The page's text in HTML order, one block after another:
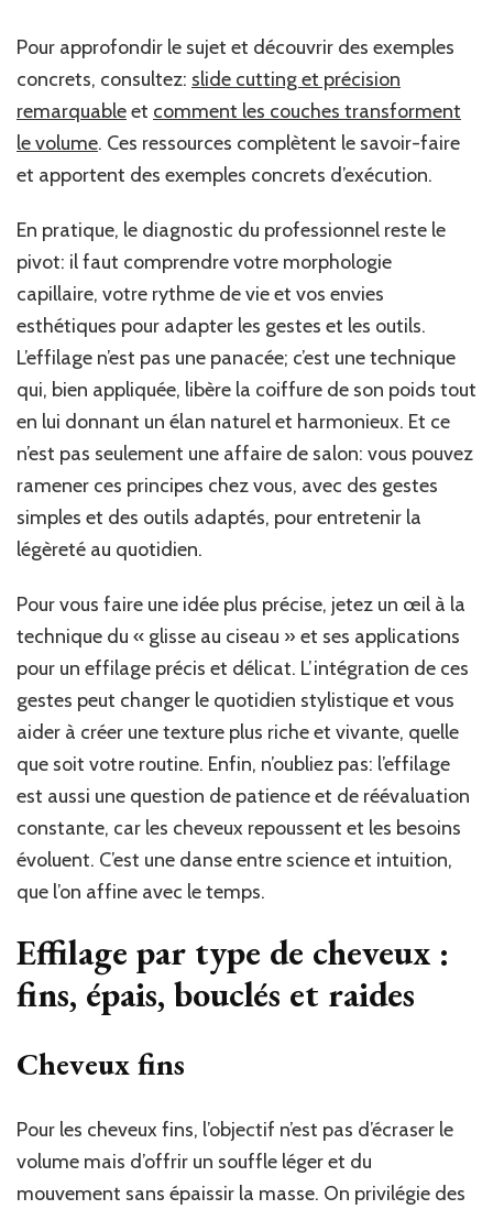
Pour approfondir le sujet et découvrir des exemples
concrets, consultez: slide cutting et précision
remarquableet comment les couches transforment
le volume. Ces ressources complètent le savoir-faire
et apportent des exemples concrets d’exécution.
En pratique, le diagnostic du professionnel reste le
pivot: il faut comprendre votre morphologie
capillaire, votre rythme de vie et vos envies
esthétiques pour adapter les gestes et les outils.
L’effilage n’est pas une panacée; c’est une technique
qui, bien appliquée, libère la coiffure de son poids tout
en lui donnant un élan naturel et harmonieux. Et ce
n’est pas seulement une affaire de salon: vous pouvez
ramener ces principes chez vous, avec des gestes
simples et des outils adaptés, pour entretenir la
légèreté au quotidien.
Pour vous faire une idée plus précise, jetez un œil à la
technique du « glisse au ciseau » et ses applications
pour un effilage précis et délicat. L’intégration de ces
gestes peut changer le quotidien stylistique et vous
aider à créer une texture plus riche et vivante, quelle
que soit votre routine. Enfin, n’oubliez pas: l’effilage
est aussi une question de patience et de réévaluation
constante, car les cheveux repoussent et les besoins
évoluent. C’est une danse entre science et intuition,
que l’on affine avec le temps.
Effilage par type de cheveux :
fins, épais, bouclés et raides
Cheveux fins
Pour les cheveux fins, l’objectif n’est pas d’écraser le
volume mais d’offrir un souffle léger et du
mouvement sans épaissir la masse. On privilégie des